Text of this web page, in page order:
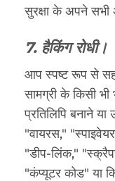
सुरक्षा के अपने सभी
7. हैकिंग रोधी।
आप स्पष्ट रूप से
सामग्री के किसी
प्रतिलिपि बनाने
"वायरस,"
"डीप-लिंक,"
"कंप्यूटर कोड" या